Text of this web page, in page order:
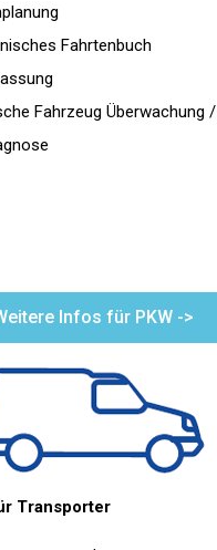
Fahrtenbuch
Fahrzeug Überwachung /
Infos für PKW ->
Transporter